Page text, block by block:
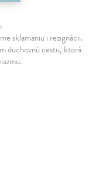
sklamaniu i rezignácii.
duchovnú cestu, ktorá